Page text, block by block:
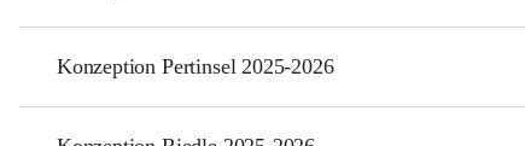
Konzeption Pertinsel 2025-2026